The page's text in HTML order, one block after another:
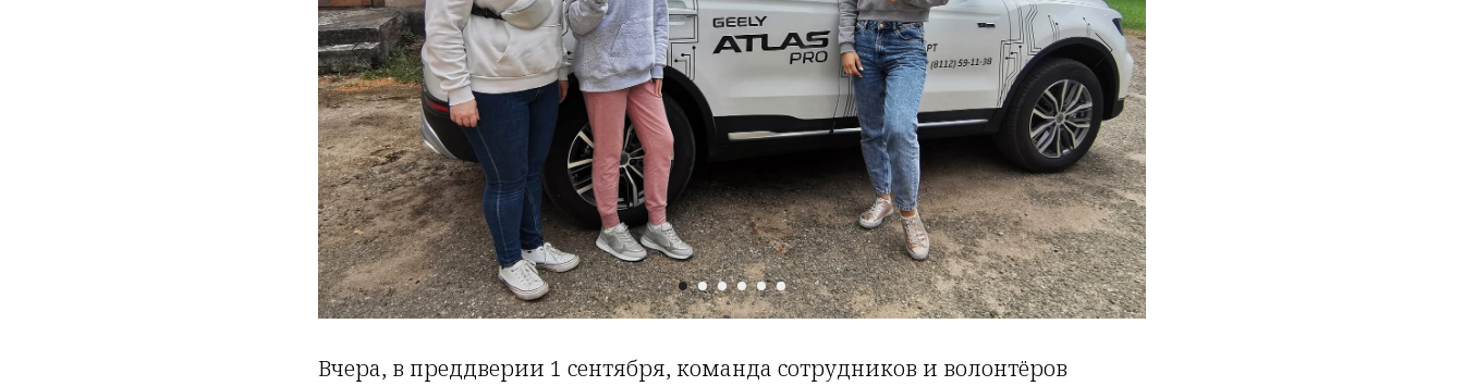
Вчера, в преддверии 1 сентября, команда сотрудников и волонтёров